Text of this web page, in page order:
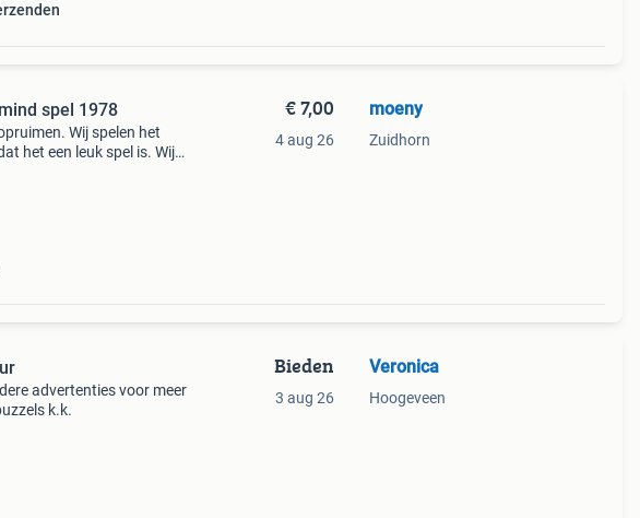
spel 1978
Wij spelen het
het een leuk spel is. Wij
€ 7,00
4 aug 26
moeny
Zuidhorn
advertenties voor meer
k.k.
Bieden
3 aug 26
Veronica
Hoogeveen